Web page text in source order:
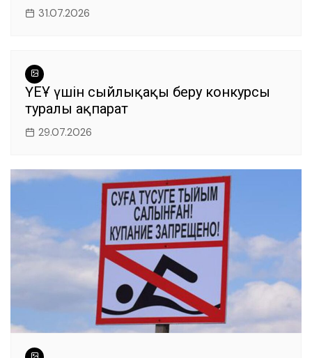
31.07.2026
ҮЕҰ үшін сыйлықақы беру конкурсы
туралы ақпарат
29.07.2026